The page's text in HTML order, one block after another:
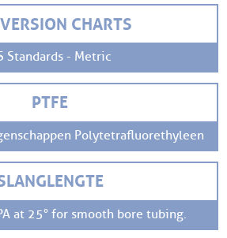
CHARTS
Standards - Metric
PTFE
Polytetrafluorethyleen
at 25° for smooth bore tubing.